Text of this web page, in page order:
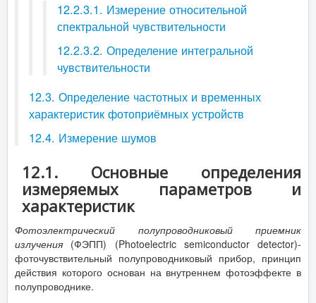
12.2.3.1. Измерение относительной
спектральной чувствительности
12.2.3.2. Определение интегральной
чувствительности
12.3. Определение частотных и временных
характеристик фотоприёмных устройств
12.4. Измерение шумов
12.1. Основные определения
измеряемых параметров и
характеристик
Фотоэлектрический полупроводниковый приемник
излучения (ФЭПП) (Photoelectric semiconductor detector)-
фоточувствительный полупроводниковый прибор, принцип
действия которого основан на внутреннем фотоэффекте в
полупроводнике.